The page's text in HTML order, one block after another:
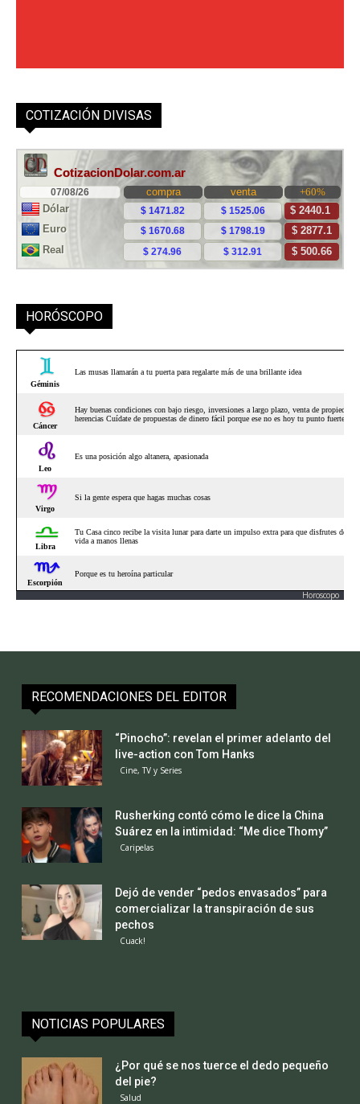
COTIZACIÓN DIVISAS
HORÓSCOPO
Horoscopo
RECOMENDACIONES DEL EDITOR
“Pinocho”: revelan el primer adelanto del
live-action con Tom Hanks
Cine, TV y Series
Rusherking contó cómo le dice la China
Suárez en la intimidad: “Me dice Thomy”
Caripelas
Dejó de vender “pedos envasados” para
comercializar la transpiración de sus
pechos
Cuack!
NOTICIAS POPULARES
¿Por qué se nos tuerce el dedo pequeño
del pie?
Salud